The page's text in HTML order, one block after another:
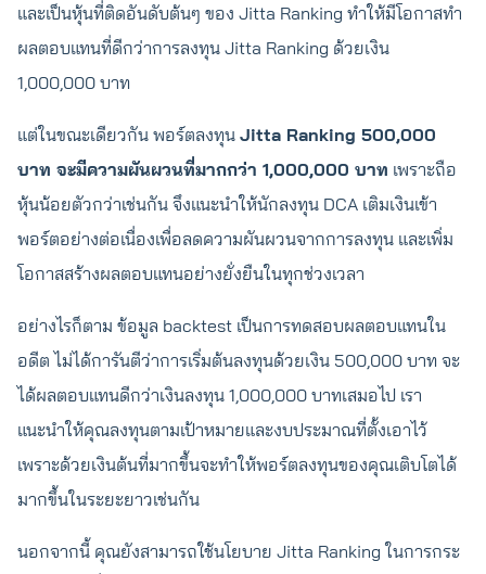
และเป็นหุ้นที่ติดอันดับต้นๆ ของ Jitta Ranking ทำให้มีโอกาสทำ
ผลตอบแทนที่ดีกว่าการลงทุน Jitta Ranking ด้วยเงิน
1,000,000 บาท
แต่ในขณะเดียวกัน พอร์ตลงทุน Jitta Ranking 500,000
บาท จะมีความผันผวนที่มากกว่า 1,000,000 บาท เพราะถือ
หุ้นน้อยตัวกว่าเช่นกัน จึงแนะนำให้นักลงทุน DCA เติมเงินเข้า
พอร์ตอย่างต่อเนื่องเพื่อลดความผันผวนจากการลงทุน และเพิ่ม
โอกาสสร้างผลตอบแทนอย่างยั่งยืนในทุกช่วงเวลา
อย่างไรก็ตาม ข้อมูล backtest เป็นการทดสอบผลตอบแทนใน
อดีต ไม่ได้การันตีว่าการเริ่มต้นลงทุนด้วยเงิน 500,000 บาท จะ
ได้ผลตอบแทนดีกว่าเงินลงทุน 1,000,000 บาทเสมอไป เรา
แนะนำให้คุณลงทุนตามเป้าหมายและงบประมาณที่ตั้งเอาไว้
เพราะด้วยเงินต้นที่มากขึ้นจะทำให้พอร์ตลงทุนของคุณเติบโตได้
มากขึ้นในระยะยาวเช่นกัน
นอกจากนี้ คุณยังสามารถใช้นโยบาย Jitta Ranking ในการกระ